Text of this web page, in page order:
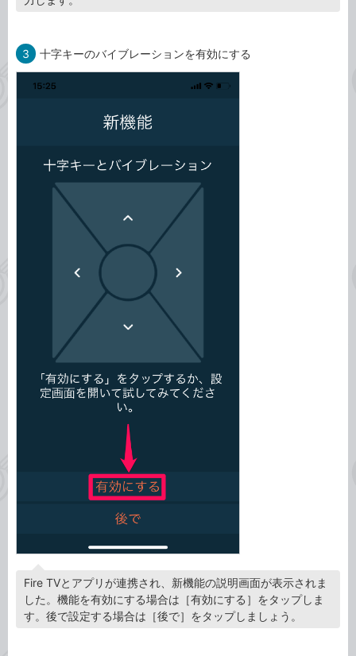
3 十字キーのバイブレーションを有効にする
Fire TVとアプリが連携され、新機能の説明画面が表示されま
した。機能を有効にする場合は［有効にする］をタップしま
す。後で設定する場合は［後で］をタップしましょう。